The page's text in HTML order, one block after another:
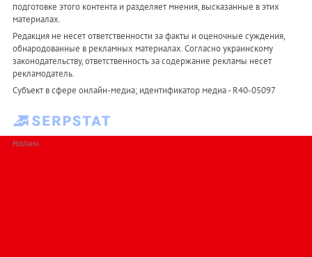
подготовке этого контента и разделяет мнения, высказанные в этих
материалах.
Редакция не несет ответственности за факты и оценочные суждения,
обнародованные в рекламных материалах. Согласно украинскому
законодательству, ответственность за содержание рекламы несет
рекламодатель.
Субъект в сфере онлайн-медиа; идентификатор медиа - R40-05097
РЕКЛАМА